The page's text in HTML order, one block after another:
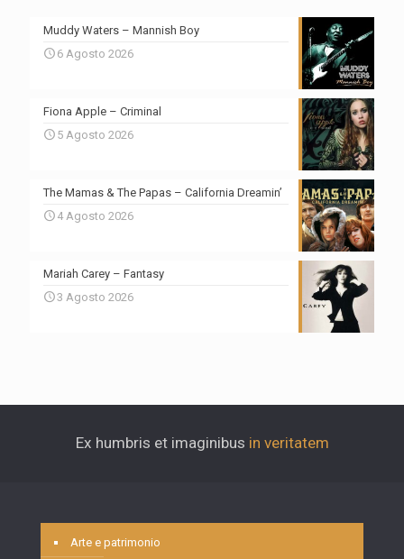
Muddy Waters – Mannish Boy
6 Agosto 2026
Fiona Apple – Criminal
5 Agosto 2026
The Mamas & The Papas – California Dreamin’
4 Agosto 2026
Mariah Carey – Fantasy
3 Agosto 2026
Ex humbris et imaginibus in veritatem
Arte e patrimonio